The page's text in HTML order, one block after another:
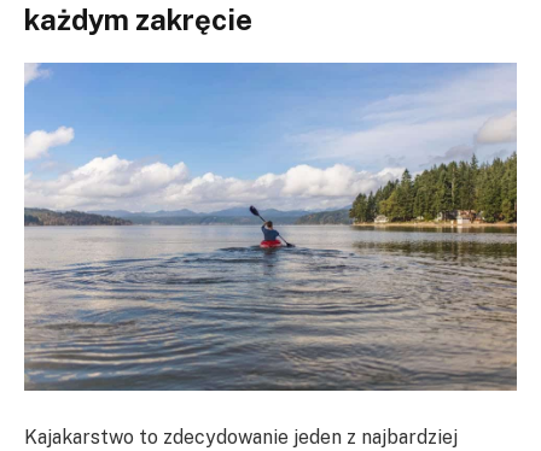
każdym zakręcie
Kajakarstwo to zdecydowanie jeden z najbardziej